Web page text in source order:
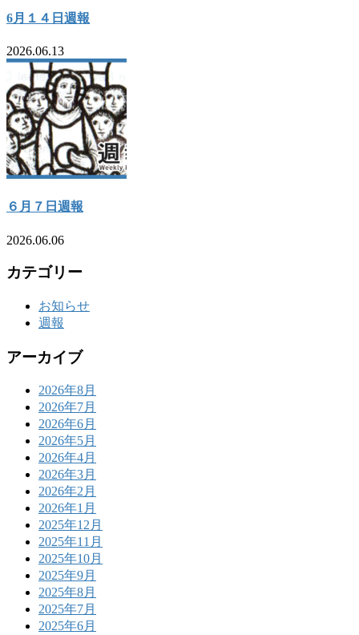
6月１４日週報
2026.06.13
６月７日週報
2026.06.06
カテゴリー
お知らせ
週報
アーカイブ
2026年8月
2026年7月
2026年6月
2026年5月
2026年4月
2026年3月
2026年2月
2026年1月
2025年12月
2025年11月
2025年10月
2025年9月
2025年8月
2025年7月
2025年6月